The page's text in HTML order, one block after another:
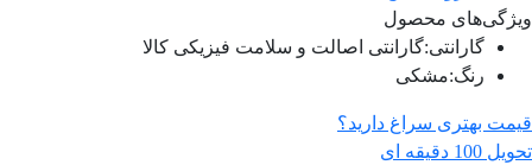
ویژگی‌های محصول
گارانتی:گارانتی اصالت و سلامت فیزیکی کالا
رنگ:مشکی
قیمت بهتری سراغ دارید؟
تحویل 100 دقیقه ای